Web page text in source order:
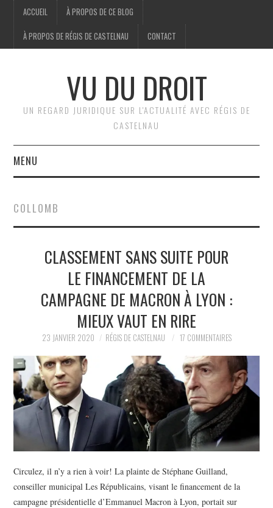
ACCUEIL À PROPOS DE CE BLOG
À PROPOS DE RÉGIS DE CASTELNAU CONTACT
VU DU DROIT
UN REGARD JURIDIQUE SUR L'ACTUALITÉ AVEC RÉGIS DE
CASTELNAU
MENU
BRÈVES
JURIDIQUE
POLITIQUE
CULTURE
SPORT
COLLOMB
CLASSEMENT SANS SUITE POUR
LE FINANCEMENT DE LA
CAMPAGNE DE MACRON À LYON :
MIEUX VAUT EN RIRE
23 JANVIER 2020 RÉGIS DE CASTELNAU 17 COMMENTAIRES
Circulez, il n’y a rien à voir! La plainte de Stéphane Guilland,
conseiller municipal Les Républicains, visant le financement de la
campagne présidentielle d’Emmanuel Macron à Lyon, portait sur